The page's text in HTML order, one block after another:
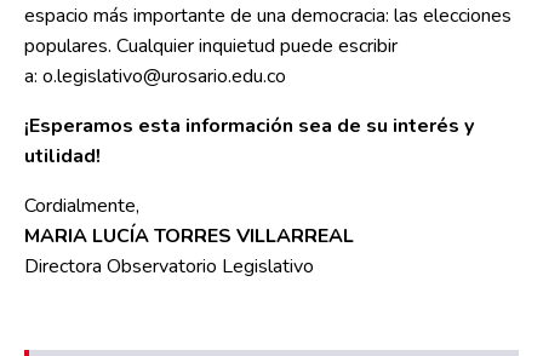
espacio más importante de una democracia: las elecciones
populares. Cualquier inquietud puede escribir
a: o.legislativo@urosario.edu.co
¡Esperamos esta información sea de su interés y
utilidad!
Cordialmente,
MARIA LUCÍA TORRES VILLARREAL
Directora Observatorio Legislativo